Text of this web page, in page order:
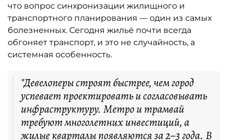
что вопрос синхронизации жилищного и
транспортного планирования — один из самых
болезненных. Сегодня жильё почти всегда
обгоняет транспорт, и это не случайность, а
системная особенность.
"Девелоперы строят быстрее, чем город
успевает проектировать и согласовывать
инфраструктуру. Метро и трамвай
требуют многолетних инвестиций, а
жилые кварталы появляются за 2–3 года. В